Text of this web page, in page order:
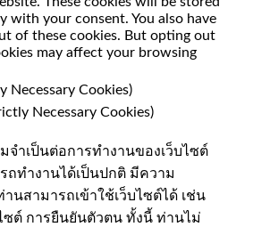
with your consent. You also have
of these cookies. But opting out
may affect your browsing
Cookies)
Necessary Cookies)
จำเป็นต่อการทำงานของเว็บไซต์
ถทำงานได้เป็นปกติ มีความ
นสามารถเข้าใช้เว็บไซต์ได้ เช่น
ไซต์ การยืนยันตัวตน ทั้งนี้ ท่านไม่